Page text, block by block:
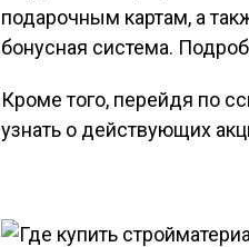
подарочным картам, а
бонусная система.
Кроме того, перейдя по
узнать о действующих